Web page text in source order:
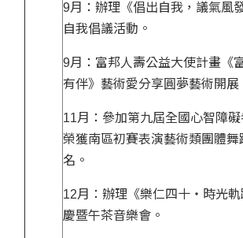
9月：辦理《倡出自我，議氣風
自我倡議活動。
9月：富邦人壽公益大使計畫《
有伴》藝術愛分享圓夢藝術開展
11月：參加第九屆全國心智障礙
榮獲南區初賽表演藝術類團體舞
名。
12月：辦理《樂仁四十‧時光軌
慶暨午茶音樂會。